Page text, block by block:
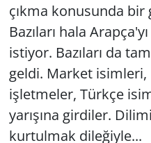
çıkma konusunda bir
Bazıları hala
istiyor. Bazıları da
geldi. Market
işletmeler, Türkçe
yarışına girdiler.
kurtulmak dileğiyle...